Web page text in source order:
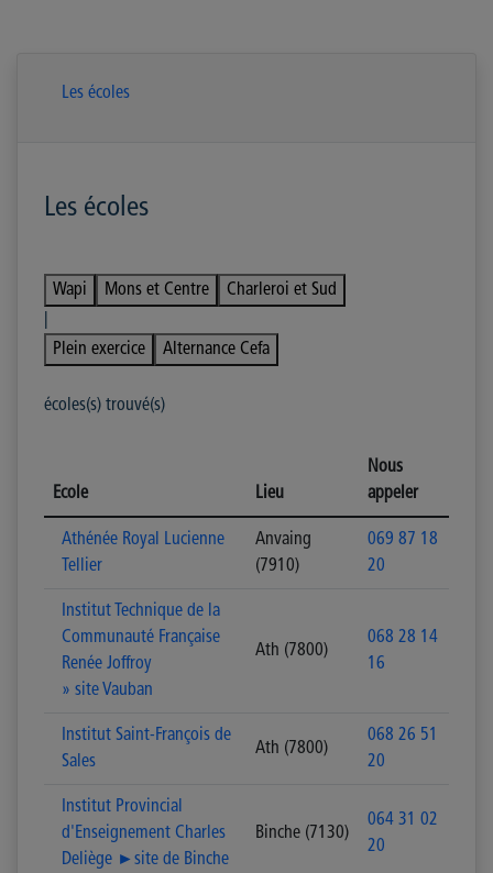
Les écoles
Les écoles
Wapi Mons et Centre
Charleroi et Sud
Plein exercice
Alternance Cefa
écoles(s) trouvé(s)
Ecole Lieu
Nous
appeler
Athénée Royal Lucienne
Tellier
Anvaing
(7910)
069 87 18
20
Institut Technique de la
Communauté Française
Renée Joffroy
» site Vauban
Ath (7800)
068 28 14
16
Institut Saint-François de
Sales
Ath (7800)
068 26 51
20
Institut Provincial
d'Enseignement Charles
Deliège ►site de Binche
Binche (7130)
064 31 02
20